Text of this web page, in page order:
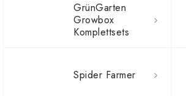
GrünGarten
Growbox
Komplettsets
Spider Farmer